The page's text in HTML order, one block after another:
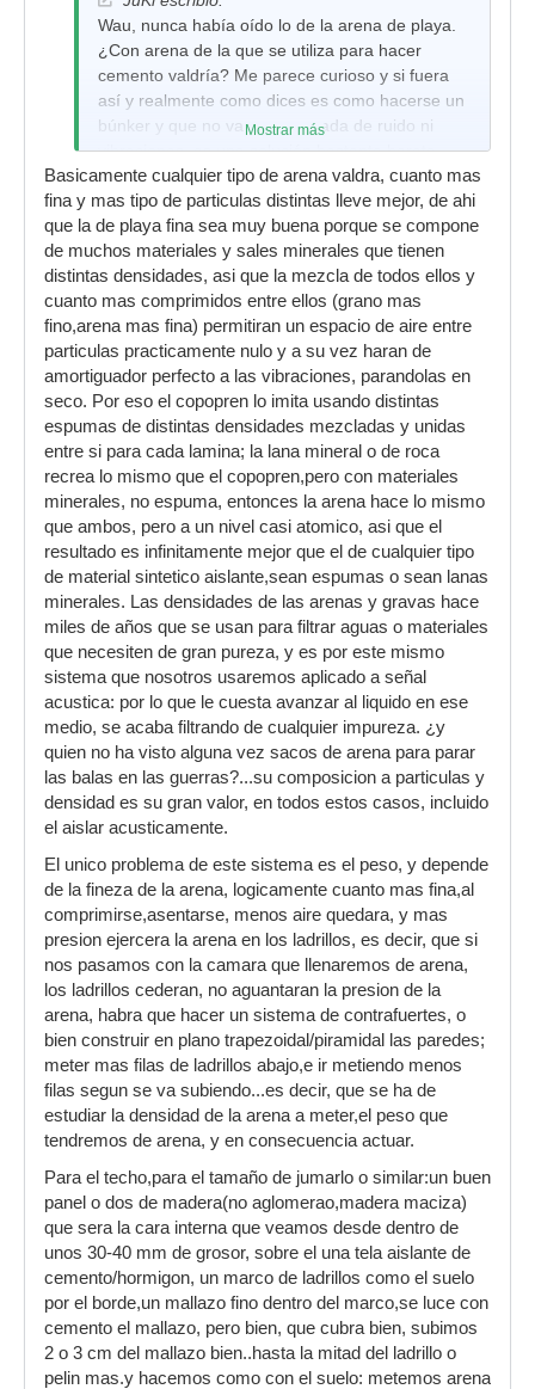
Wau, nunca había oído lo de la arena de playa.
¿Con arena de la que se utiliza para hacer
cemento valdría? Me parece curioso y si fuera
así y realmente como dices es como hacerse un
búnker y que no va a pasar nada de ruido ni
vibraciones, es una solución bastante barata
creo yo. Para el techo tendrías alguna solución
barata?
Mostrar más
Basicamente cualquier tipo de arena valdra, cuanto mas
fina y mas tipo de particulas distintas lleve mejor, de ahi
que la de playa fina sea muy buena porque se compone
de muchos materiales y sales minerales que tienen
distintas densidades, asi que la mezcla de todos ellos y
cuanto mas comprimidos entre ellos (grano mas
fino,arena mas fina) permitiran un espacio de aire entre
particulas practicamente nulo y a su vez haran de
amortiguador perfecto a las vibraciones, parandolas en
seco. Por eso el copopren lo imita usando distintas
espumas de distintas densidades mezcladas y unidas
entre si para cada lamina; la lana mineral o de roca
recrea lo mismo que el copopren,pero con materiales
minerales, no espuma, entonces la arena hace lo mismo
que ambos, pero a un nivel casi atomico, asi que el
resultado es infinitamente mejor que el de cualquier tipo
de material sintetico aislante,sean espumas o sean lanas
minerales. Las densidades de las arenas y gravas hace
miles de años que se usan para filtrar aguas o materiales
que necesiten de gran pureza, y es por este mismo
sistema que nosotros usaremos aplicado a señal
acustica: por lo que le cuesta avanzar al liquido en ese
medio, se acaba filtrando de cualquier impureza. ¿y
quien no ha visto alguna vez sacos de arena para parar
las balas en las guerras?...su composicion a particulas y
densidad es su gran valor, en todos estos casos, incluido
el aislar acusticamente.
El unico problema de este sistema es el peso, y depende
de la fineza de la arena, logicamente cuanto mas fina,al
comprimirse,asentarse, menos aire quedara, y mas
presion ejercera la arena en los ladrillos, es decir, que si
nos pasamos con la camara que llenaremos de arena,
los ladrillos cederan, no aguantaran la presion de la
arena, habra que hacer un sistema de contrafuertes, o
bien construir en plano trapezoidal/piramidal las paredes;
meter mas filas de ladrillos abajo,e ir metiendo menos
filas segun se va subiendo...es decir, que se ha de
estudiar la densidad de la arena a meter,el peso que
tendremos de arena, y en consecuencia actuar.
Para el techo,para el tamaño de jumarlo o similar:un buen
panel o dos de madera(no aglomerao,madera maciza)
que sera la cara interna que veamos desde dentro de
unos 30-40 mm de grosor, sobre el una tela aislante de
cemento/hormigon, un marco de ladrillos como el suelo
por el borde,un mallazo fino dentro del marco,se luce con
cemento el mallazo, pero bien, que cubra bien, subimos
2 o 3 cm del mallazo bien..hasta la mitad del ladrillo o
pelin mas.y hacemos como con el suelo: metemos arena